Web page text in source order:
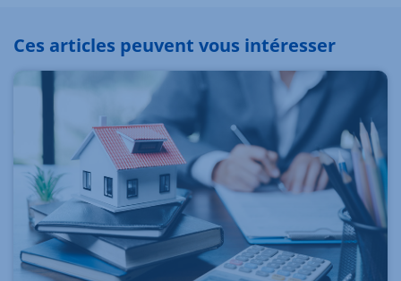
Ces articles peuvent vous intéresser